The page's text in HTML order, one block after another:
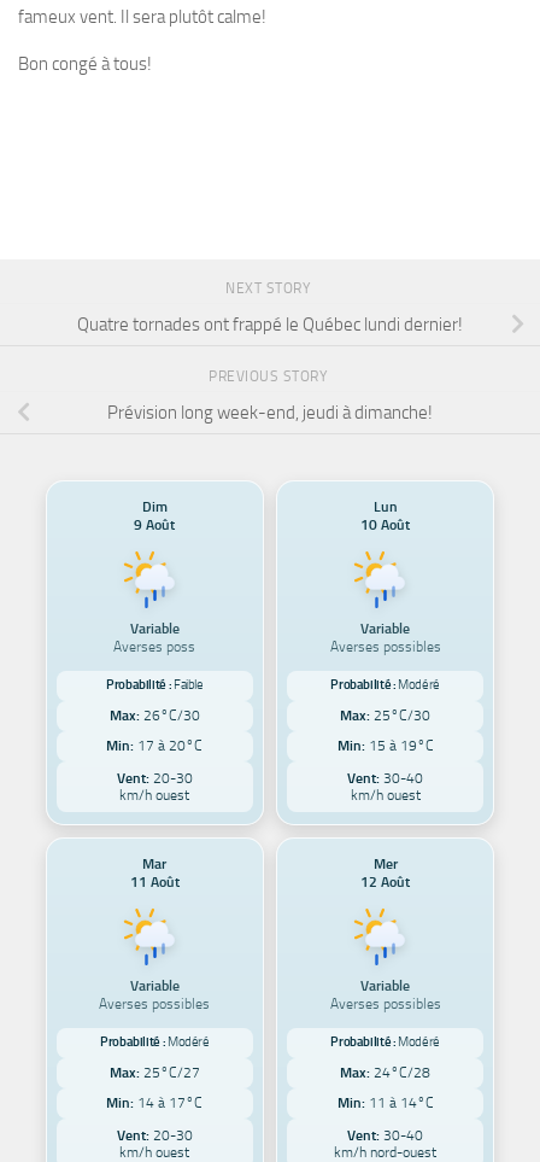
fameux vent. Il sera plutôt calme!
Bon congé à tous!
NEXT STORY
Quatre tornades ont frappé le Québec lundi dernier!
PREVIOUS STORY
Prévision long week-end, jeudi à dimanche!
Dim
9 Août
Variable
Averses poss
Probabilité : Faible
Max: 26°C/30
Min: 17 à 20°C
Vent:20-30
km/h ouest
Lun
10 Août
Variable
Averses possibles
Probabilité : Modéré
Max: 25°C/30
Min: 15 à 19°C
Vent: 30-40
km/h ouest
Mar
11 Août
Variable
Averses possibles
Probabilité : Modéré
Max: 25°C/27
Min: 14 à 17°C
Vent:20-30
km/h ouest
Mer
12 Août
Variable
Averses possibles
Probabilité : Modéré
Max: 24°C/28
Min: 11 à 14°C
Vent: 30-40
km/h nord-ouest